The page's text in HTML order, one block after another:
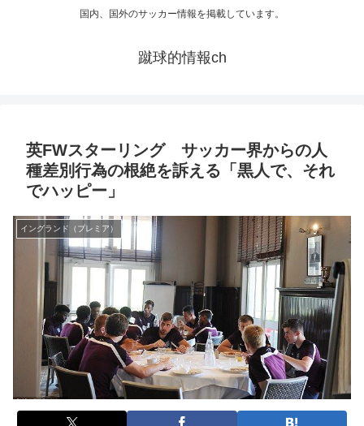
国内、国外のサッカー情報を掲載しています。
蹴球的情報ch
英FWスターリング サッカー界からの人
種差別行為の根絶を訴える「黒人で、それ
でハッピー」
イングランド（プレミア）